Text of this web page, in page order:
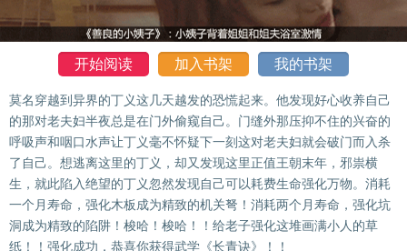
开始阅读 加入书架 我的书架
莫名穿越到异界的丁义这几天越发的恐慌起来。他发现好心收养自己
的那对老夫妇半夜总是在门外偷窥自己。门缝外那压抑不住的兴奋的
呼吸声和咽口水声让丁义毫不怀疑下一刻这对老夫妇就会破门而入杀
了自己。想逃离这里的丁义，却又发现这里正值王朝末年，邪祟横
生，就此陷入绝望的丁义忽然发现自己可以耗费生命强化万物。消耗
一个月寿命，强化木板成为精致的机关弩！消耗两个月寿命，强化坑
洞成为精致的陷阱！梭哈！梭哈！！给老子强化这堆画满小人的草
纸！！强化成功，恭喜你获得武学《长青诀》！！